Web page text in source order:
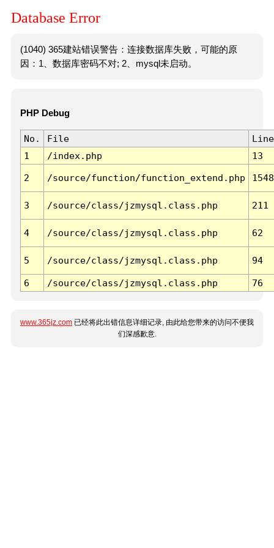
Database Error
(1040) 365建站错误警告：连接数据库失败，可能的原
因：1、数据库密码不对; 2、mysql未启动。
PHP Debug
No. File
Line
1
/index.php 13
2 /source/function/function_extend.php 1548
3 /source/class/jzmysql.class.php 211
4 /source/class/jzmysql.class.php 62
5 /source/class/jzmysql.class.php 94
6 /source/class/jzmysql.class.php 76
www.365jz.com 已经将此出错信息详细记录, 由此给您带来的访问不便我
们深感歉意.